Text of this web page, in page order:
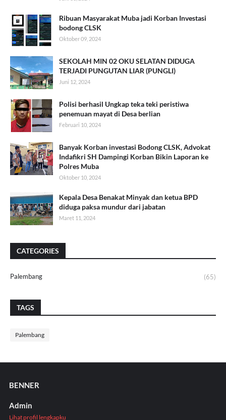
Ribuan Masyarakat Muba jadi Korban Investasi
bodong CLSK
Oktober 09, 2024
SEKOLAH MIN 02 OKU SELATAN DIDUGA
TERJADI PUNGUTAN LIAR (PUNGLI)
Juni 12, 2024
Polisi berhasil Ungkap teka teki peristiwa
penemuan mayat di Desa berlian
Februari 10, 2024
Banyak Korban investasi Bodong CLSK, Advokat
Indafikri SH Dampingi Korban Bikin Laporan ke
Polres Muba
Oktober 10, 2024
Kepala Desa Benakat Minyak dan ketua BPD
diduga paksa mundur dari jabatan
Maret 11, 2024
CATEGORIES
Palembang (65)
TAGS
Palembang
BENNER
Admin
Lihat profil lengkapku